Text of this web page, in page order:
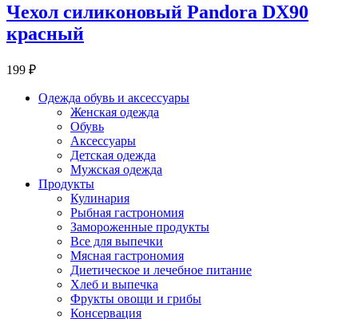
Чехол силиконовый Pandora DX90
красный
199 ₽
Одежда обувь и аксессуары
Женская одежда
Обувь
Аксессуары
Детская одежда
Мужская одежда
Продукты
Кулинария
Рыбная гастрономия
Замороженные продукты
Все для выпечки
Мясная гастрономия
Диетическое и лечебное питание
Хлеб и выпечка
Фрукты овощи и грибы
Консервация